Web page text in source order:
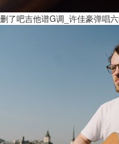
删了吧吉他谱G调_许佳豪弹唱